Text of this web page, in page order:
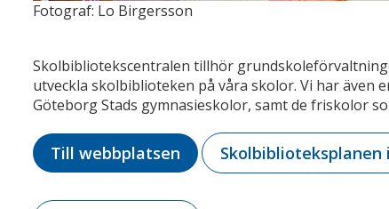
Fotograf: Lo Birgersson
Skolbibliotekscentralen tillhör
utveckla skolbiblioteken på våra skolor. Vi har även
Göteborg Stads gymnasieskolor, samt de friskolor
Till webbplatsen Skolbiblioteksplanen